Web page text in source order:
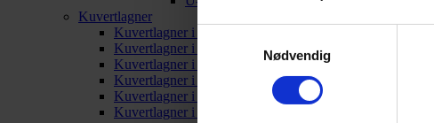
Nødvendig
Kuvertlagner
Kuvertlagner i 80×200
Kuvertlagner i 90×200
Kuvertlagner i 90×210
Kuvertlagner i 120×200
Kuvertlagner i 140×200
Kuvertlagner i 160×200